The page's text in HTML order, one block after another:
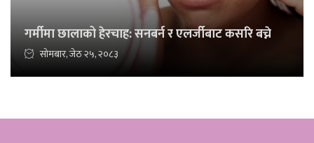
गर्मीमा छालाको हेरचाह: सनबर्न र एलर्जीबाट कसरि बच्ने
सोमबार, जेठ २५, २०८३